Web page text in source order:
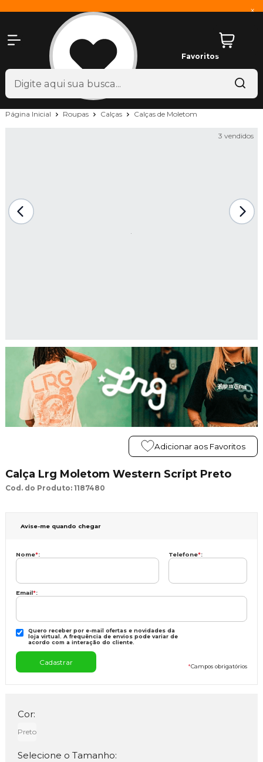
x
Favoritos
Página Inicial Roupas Calças Calças de Moletom
3 vendidos
Adicionar aos Favoritos
Calça Lrg Moletom Western Script Preto
Cod. do Produto: 1187480
Avise-me quando chegar
Nome*: Telefone*:
Email*:
Quero receber por e-mail ofertas e novidades da
loja virtual. A frequência de envios pode variar de
acordo com a interação do cliente.
*Campos obrigatórios
Cor:
Preto
Selecione o Tamanho: